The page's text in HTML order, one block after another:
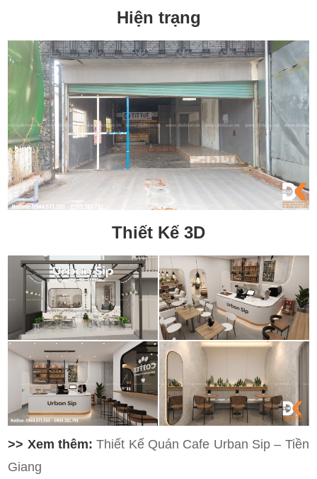
Hiện trạng
Thiết Kế 3D
>> Xem thêm: Thiết Kế Quán Cafe Urban Sip – Tiền
Giang